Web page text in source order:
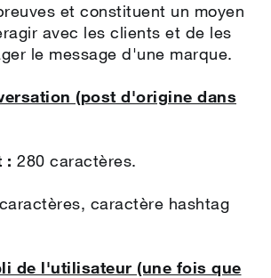
et constituent un moyen
avec les clients et de les
le message d'une marque.
(post d'origine dans
: 280 caractères.
caractère hashtag
de l'utilisateur (une fois que